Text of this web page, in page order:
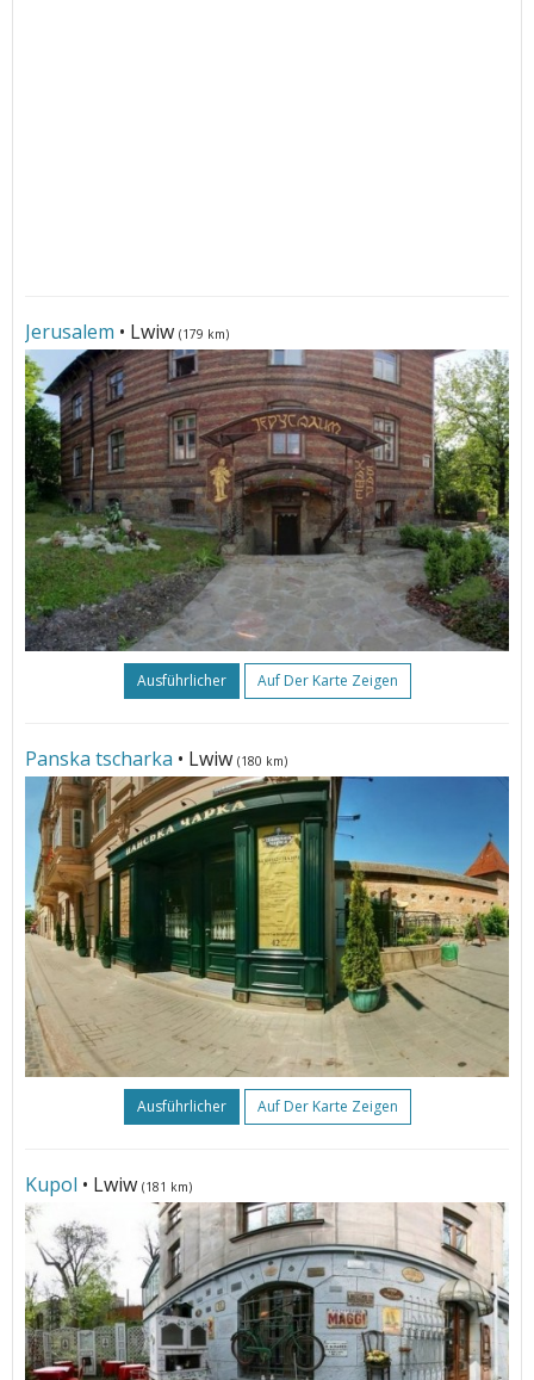
Jerusalem • Lwiw (179 km)
Ausführlicher Auf Der Karte Zeigen
Panska tscharka • Lwiw (180 km)
Ausführlicher Auf Der Karte Zeigen
Kupol • Lwiw (181 km)